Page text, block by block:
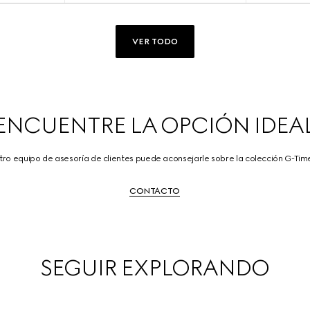
VER TODO
LA OPCIÓN
equipo de asesoría de clientes puede aconsejarle sobre la colección G-
CONTACTO
SEGUIR EXPLORANDO